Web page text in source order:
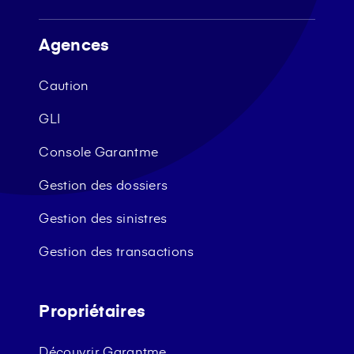
Agences
Caution
GLI
Console Garantme
Gestion des dossiers
Gestion des sinistres
Gestion des transactions
Propriétaires